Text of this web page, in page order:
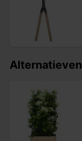
Alternatieven